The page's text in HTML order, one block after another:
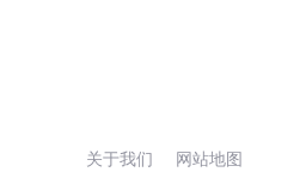
关于我们 网站地图